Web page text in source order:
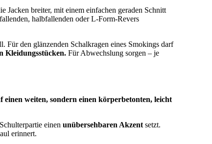
Jacken breiter, mit einem einfachen geraden Schnitt
halbfallenden oder L-Form-Revers
Für den glänzenden Schalkragen eines Smokings darf
Kleidungsstücken. Für Abwechslung sorgen – je
einen weiten, sondern einen körperbetonten, leicht
einenunübersehbaren Akzent setzt.
erinnert.